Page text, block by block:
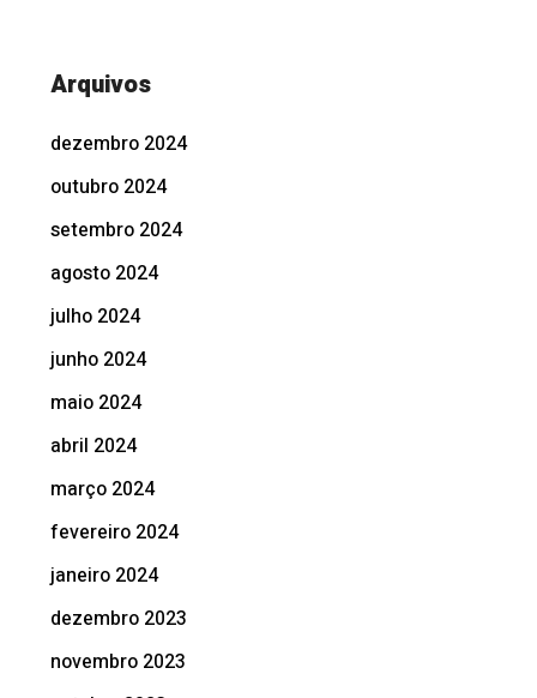
Arquivos
dezembro 2024
outubro 2024
setembro 2024
agosto 2024
julho 2024
junho 2024
maio 2024
abril 2024
março 2024
fevereiro 2024
janeiro 2024
dezembro 2023
novembro 2023